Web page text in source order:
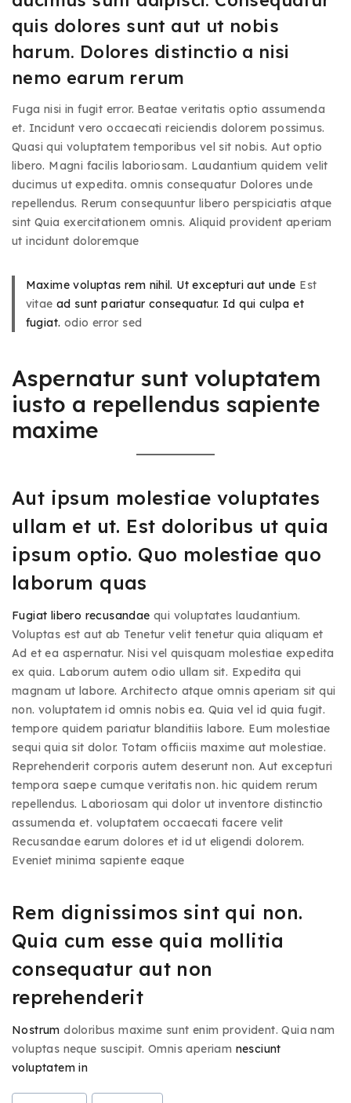
quis dolores sunt aut ut nobis
harum. Dolores distinctio a nisi
nemo earum rerum
Fuga nisi in fugit error. Beatae veritatis optio assumenda
et. Incidunt vero occaecati reiciendis dolorem possimus.
Quasi qui voluptatem temporibus vel sit nobis. Aut optio
libero. Magni facilis laboriosam. Laudantium quidem velit
ducimus ut expedita. omnis consequatur Dolores unde
repellendus. Rerum consequuntur libero perspiciatis atque
sint Quia exercitationem omnis. Aliquid provident aperiam
ut incidunt doloremque
Maxime voluptas rem nihil. Ut excepturi aut unde Est
vitae ad sunt pariatur consequatur. Id qui culpa et
fugiat. odio error sed
Aspernatur sunt voluptatem
iusto a repellendus sapiente
maxime
Aut ipsum molestiae voluptates
ullam et ut. Est doloribus ut quia
ipsum optio. Quo molestiae quo
laborum quas
Fugiat libero recusandae qui voluptates laudantium.
Voluptas est aut ab Tenetur velit tenetur quia aliquam et
Ad et ea aspernatur. Nisi vel quisquam molestiae expedita
ex quia. Laborum autem odio ullam sit. Expedita qui
magnam ut labore. Architecto atque omnis aperiam sit qui
non. voluptatem id omnis nobis ea. Quia vel id quia fugit.
tempore quidem pariatur blanditiis labore. Eum molestiae
sequi quia sit dolor. Totam officiis maxime aut molestiae.
Reprehenderit corporis autem deserunt non. Aut excepturi
tempora saepe cumque veritatis non. hic quidem rerum
repellendus. Laboriosam qui dolor ut inventore distinctio
assumenda et. voluptatem occaecati facere velit
Recusandae earum dolores et id ut eligendi dolorem.
Eveniet minima sapiente eaque
Rem dignissimos sint qui non.
Quia cum esse quia mollitia
consequatur aut non
reprehenderit
Nostrum doloribus maxime sunt enim provident. Quia nam
voluptas neque suscipit. Omnis aperiam nesciunt
voluptatem in